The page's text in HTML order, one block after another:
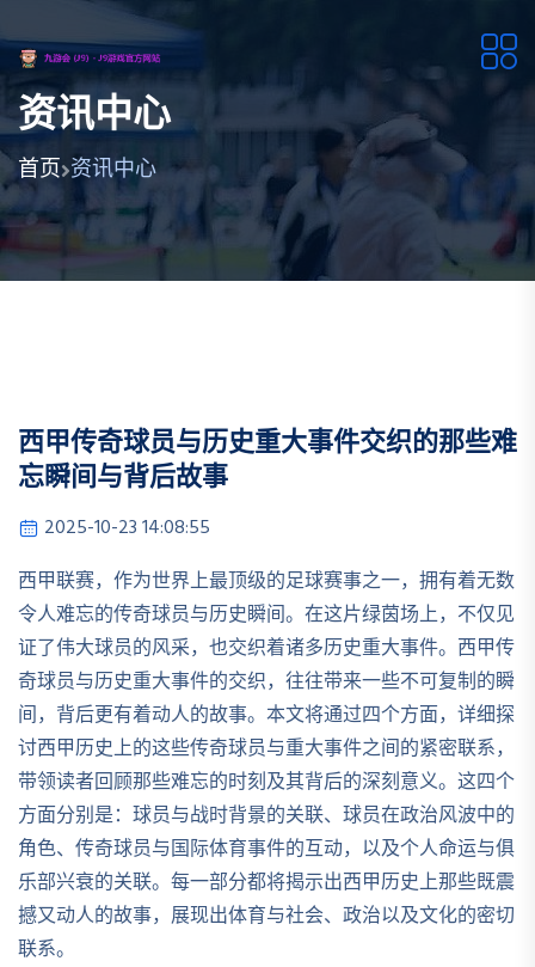
资讯中心
首页 资讯中心
西甲传奇球员与历史重大事件交织的那些难
忘瞬间与背后故事
2025-10-23 14:08:55
西甲联赛，作为世界上最顶级的足球赛事之一，拥有着无数
令人难忘的传奇球员与历史瞬间。在这片绿茵场上，不仅见
证了伟大球员的风采，也交织着诸多历史重大事件。西甲传
奇球员与历史重大事件的交织，往往带来一些不可复制的瞬
间，背后更有着动人的故事。本文将通过四个方面，详细探
讨西甲历史上的这些传奇球员与重大事件之间的紧密联系，
带领读者回顾那些难忘的时刻及其背后的深刻意义。这四个
方面分别是：球员与战时背景的关联、球员在政治风波中的
角色、传奇球员与国际体育事件的互动，以及个人命运与俱
乐部兴衰的关联。每一部分都将揭示出西甲历史上那些既震
撼又动人的故事，展现出体育与社会、政治以及文化的密切
联系。